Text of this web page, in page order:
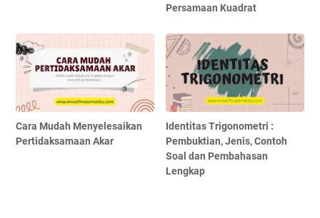
Persamaan Kuadrat
Cara Mudah Menyelesaikan
Pertidaksamaan Akar
Identitas Trigonometri :
Pembuktian, Jenis, Contoh
Soal dan Pembahasan
Lengkap